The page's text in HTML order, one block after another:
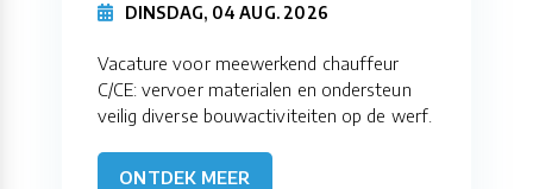
DINSDAG, 04 AUG. 2026
Vacature voor meewerkend chauffeur
C/CE: vervoer materialen en ondersteun
veilig diverse bouwactiviteiten op de werf.
ONTDEK MEER